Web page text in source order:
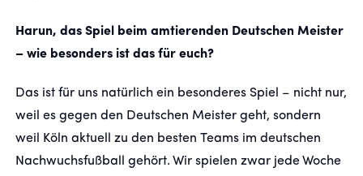
KONTAKT
Präsentiert von
Harun, das Spiel beim amtierenden Deutschen Meister
– wie besonders ist das für euch?
Das ist für uns natürlich ein besonderes Spiel – nicht nur,
weil es gegen den Deutschen Meister geht, sondern
weil Köln aktuell zu den besten Teams im deutschen
Nachwuchsfußball gehört. Wir spielen zwar jede Woche